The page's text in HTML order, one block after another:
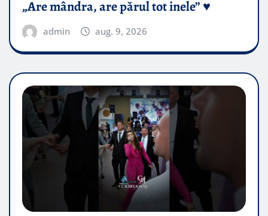
„Are mândra, are părul tot inele” ♥️
admin aug. 9, 2026